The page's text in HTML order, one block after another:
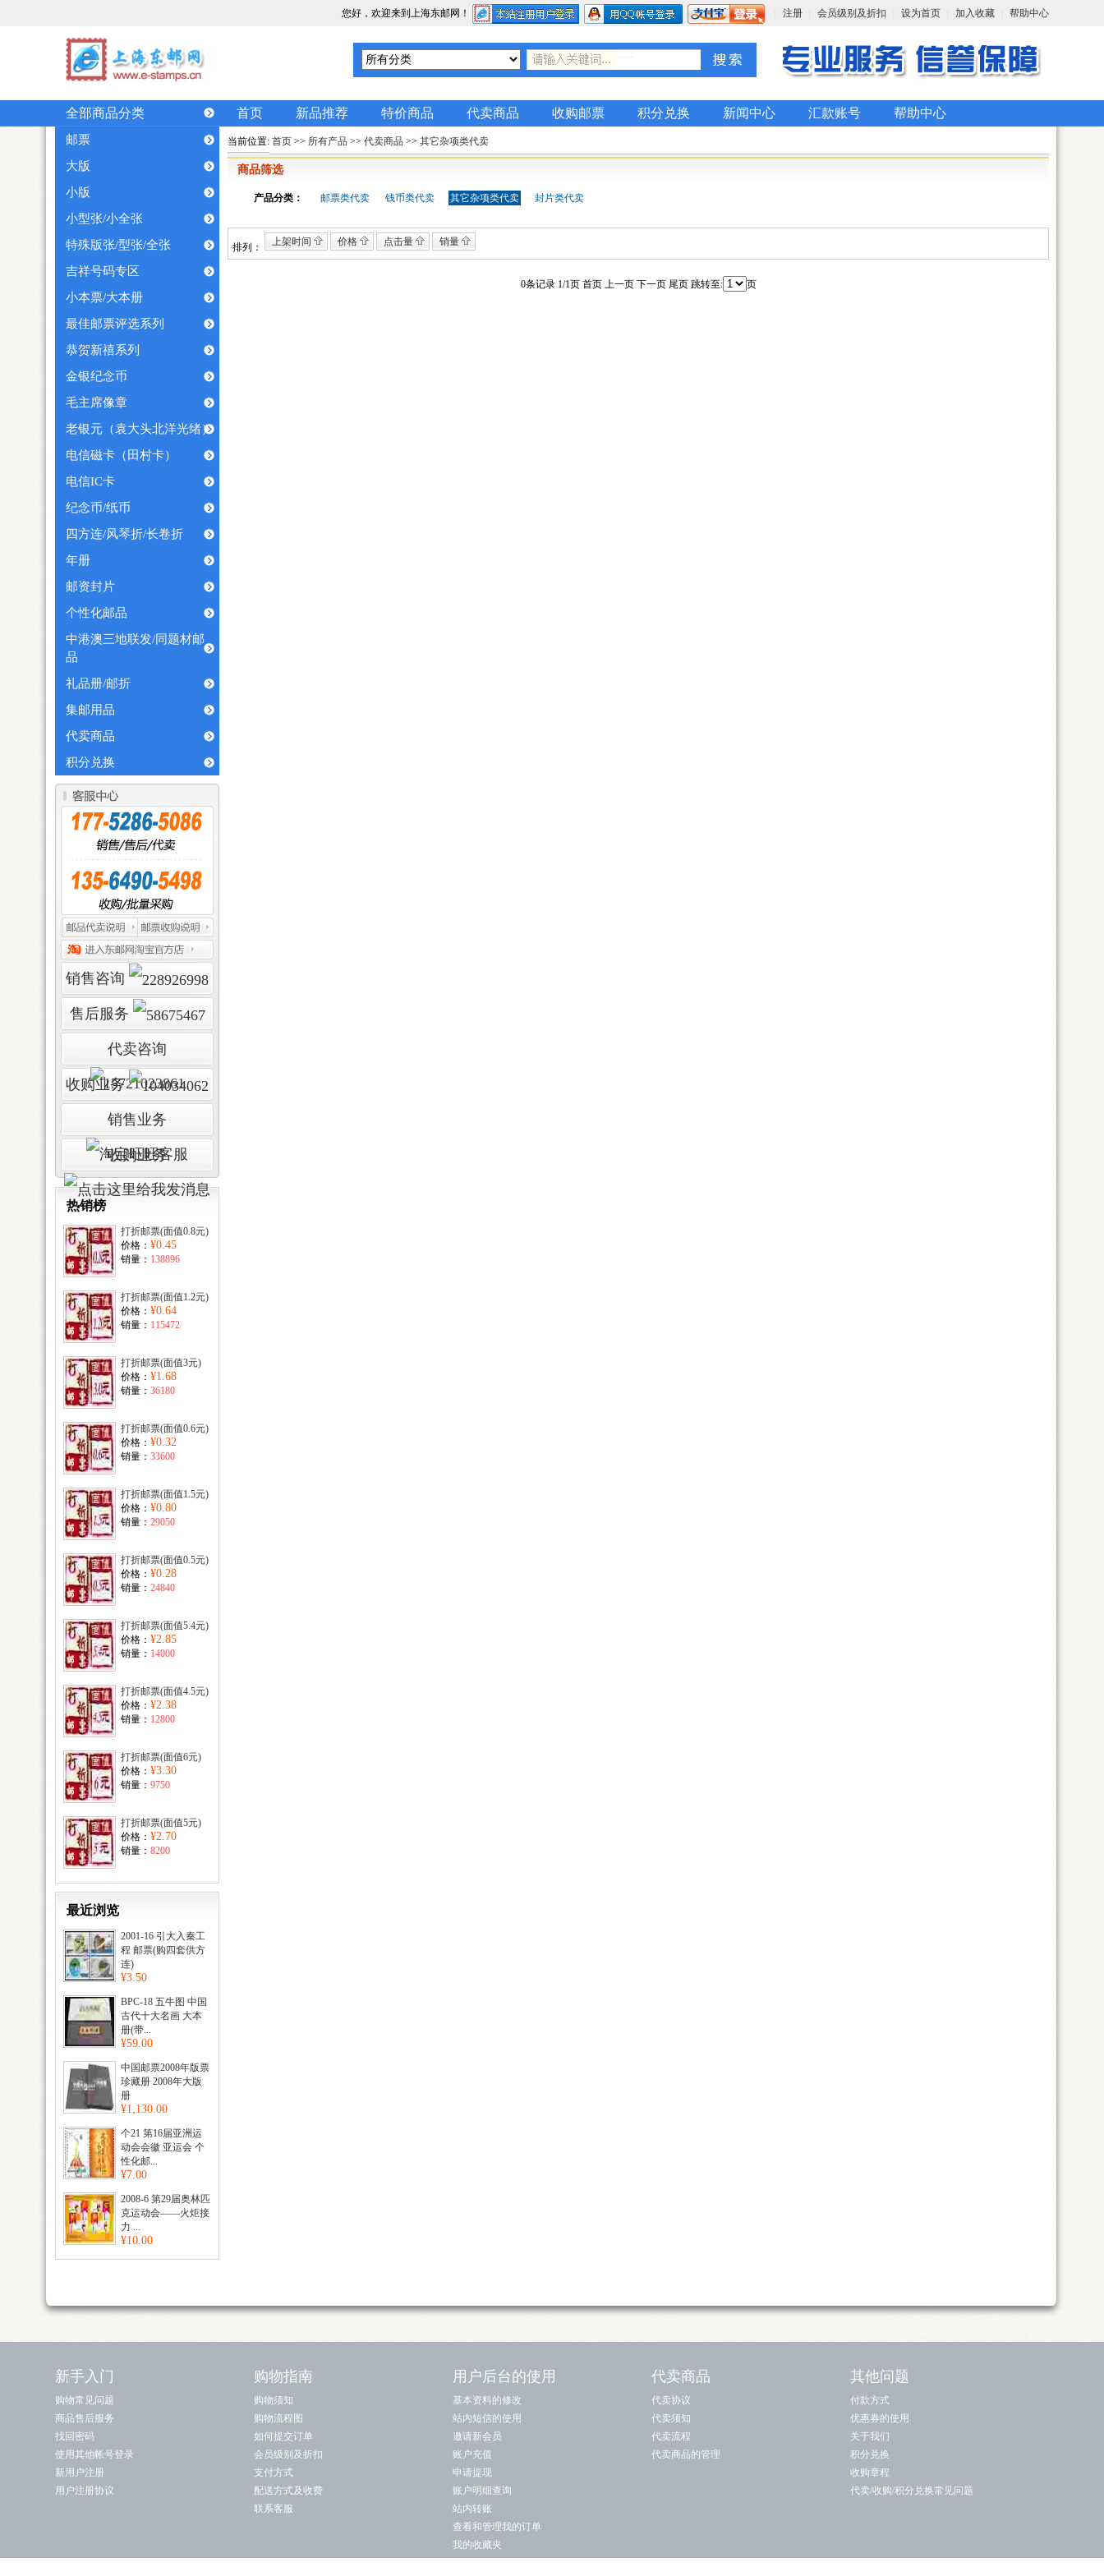
您好，欢迎来到上海东邮网！ 注册 会员级别及折扣 设为首页 加入收藏 帮助中心
全部商品分类 首页 新品推荐 特价商品 代卖商品 收购邮票 积分兑换 新闻中心 汇款账号 帮助中心
邮票
大版
小版
小型张/小全张
特殊版张/型张/全张
吉祥号码专区
小本票/大本册
最佳邮票评选系列
恭贺新禧系列
金银纪念币
毛主席像章
老银元（袁大头北洋光绪）
电信磁卡（田村卡）
电信IC卡
纪念币/纸币
四方连/风琴折/长卷折
年册
邮资封片
个性化邮品
中港澳三地联发/同题材邮
品
礼品册/邮折
集邮用品
代卖商品
积分兑换
销售咨询
售后服务
代卖咨询
收购业务
销售业务
收购业务
热销榜
打折邮票(面值0.8元)
价格： ¥0.45
销量： 138896
打折邮票(面值1.2元)
价格： ¥0.64
销量： 115472
打折邮票(面值3元)
价格： ¥1.68
销量： 36180
打折邮票(面值0.6元)
价格： ¥0.32
销量： 33600
打折邮票(面值1.5元)
价格： ¥0.80
销量： 29050
打折邮票(面值0.5元)
价格： ¥0.28
销量： 24840
打折邮票(面值5.4元)
价格： ¥2.85
销量： 14000
打折邮票(面值4.5元)
价格： ¥2.38
销量： 12800
打折邮票(面值6元)
价格： ¥3.30
销量： 9750
打折邮票(面值5元)
价格： ¥2.70
销量： 8200
最近浏览
2001-16 引大入秦工
程 邮票(购四套供方
连)
¥3.50
BPC-18 五牛图 中国
古代十大名画 大本
册(带...
¥59.00
中国邮票2008年版票
珍藏册 2008年大版
册
¥1,130.00
个21 第16届亚洲运
动会会徽 亚运会 个
性化邮...
¥7.00
2008-6 第29届奥林匹
克运动会——火炬接
力 ...
¥10.00
当前位置: 首页 >> 所有产品 >> 代卖商品 >> 其它杂项类代卖
商品筛选
产品分类： 邮票类代卖 钱币类代卖 其它杂项类代卖 封片类代卖
排列： 上架时间 价格 点击量 销量
0条记录 1/1页 首页 上一页 下一页 尾页 跳转至: 页
新手入门
购物常见问题
商品售后服务
找回密码
使用其他帐号登录
新用户注册
用户注册协议
购物指南
购物须知
购物流程图
如何提交订单
会员级别及折扣
支付方式
配送方式及收费
联系客服
用户后台的使用
基本资料的修改
站内短信的使用
邀请新会员
账户充值
申请提现
账户明细查询
站内转账
查看和管理我的订单
我的收藏夹
代卖商品
代卖协议
代卖须知
代卖流程
代卖商品的管理
其他问题
付款方式
优惠券的使用
关于我们
积分兑换
收购章程
代卖/收购/积分兑换常见问题